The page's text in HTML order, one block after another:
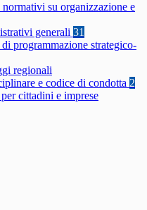
su organizzazione e
generali 31
programmazione strategico-
regionali
e codice di condotta 2
cittadini e imprese